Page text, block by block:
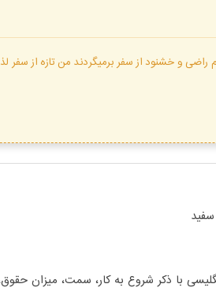
و خشنود از سفر برمیگردند من تازه از سفر
با ذکر شروع به کار، سمت، میزان